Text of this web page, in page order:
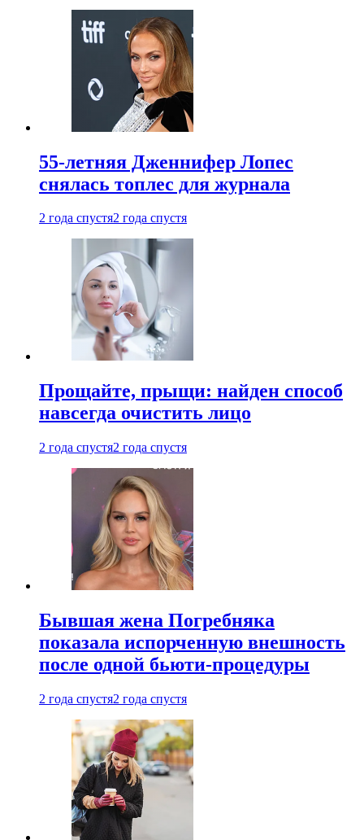
55-летняя Дженнифер Лопес
снялась топлес для журнала
2 года спустя2 года спустя
Прощайте, прыщи: найден способ
навсегда очистить лицо
2 года спустя2 года спустя
Бывшая жена Погребняка
показала испорченную внешность
после одной бьюти-процедуры
2 года спустя2 года спустя